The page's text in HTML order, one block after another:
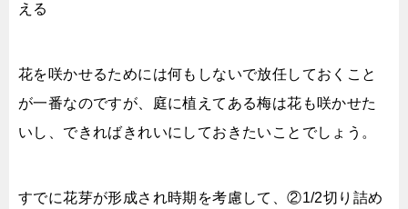
える
花を咲かせるためには何もしないで放任しておくこと
が一番なのですが、庭に植えてある梅は花も咲かせた
いし、できればきれいにしておきたいことでしょう。
すでに花芽が形成され時期を考慮して、②1/2切り詰め